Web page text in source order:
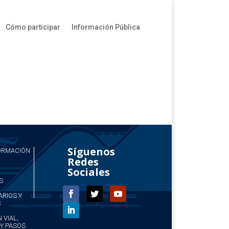
Cómo participar Información Pública
Y
PASOS
Síguenos
Redes
Sociales